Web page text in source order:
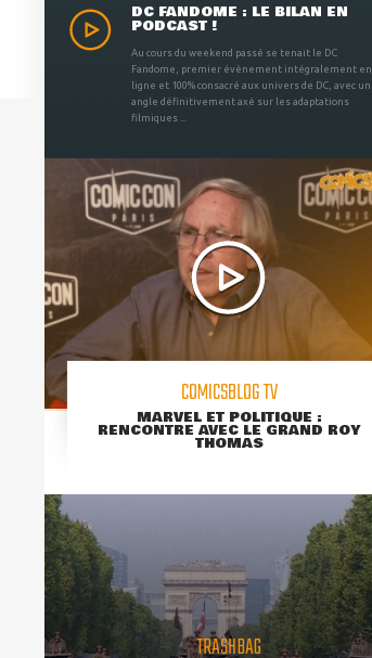
DC FANDOME : LE BILAN EN
PODCAST !
Au cours du weekend passé se tenait le DC
Fandome, premier évènement intégralement en
ligne et 100% consacré aux univers de DC, avec un
angle définitivement axé sur les adaptations
filmiques ...
COMICSBLOG TV
MARVEL ET POLITIQUE :
RENCONTRE AVEC LE GRAND ROY
THOMAS
TRASHBAG